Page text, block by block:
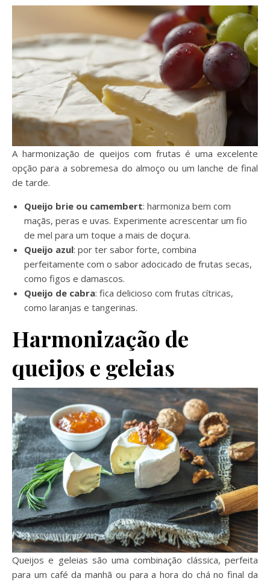
A harmonização de queijos com frutas é uma excelente
opção para a sobremesa do almoço ou um lanche de final
de tarde.
Queijo brie ou camembert: harmoniza bem com
maçãs, peras e uvas. Experimente acrescentar um fio
de mel para um toque a mais de doçura.
Queijo azul: por ter sabor forte, combina
perfeitamente com o sabor adocicado de frutas secas,
como figos e damascos.
Queijo de cabra: fica delicioso com frutas cítricas,
como laranjas e tangerinas.
Harmonização de
queijos e geleias
Queijos e geleias são uma combinação clássica, perfeita
para um café da manhã ou para a hora do chá no final da